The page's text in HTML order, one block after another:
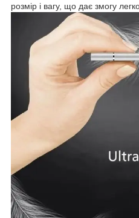
розмір і вагу, що дає змогу